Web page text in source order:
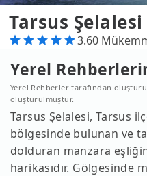
Tarsus Şelalesi
3.60
Yerel
Yerel Rehberler tarafından
oluşturulmuştur.
Tarsus Şelalesi, Tarsus
bölgesinde bulunan ve
dolduran manzara
harikasıdır. Gölgesinde